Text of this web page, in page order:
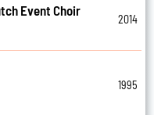
Event Choir
2014
1995